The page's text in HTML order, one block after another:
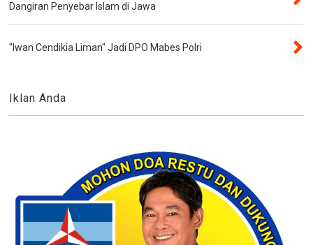
Dangiran Penyebar Islam di Jawa
"Iwan Cendikia Liman" Jadi DPO Mabes Polri
Iklan Anda